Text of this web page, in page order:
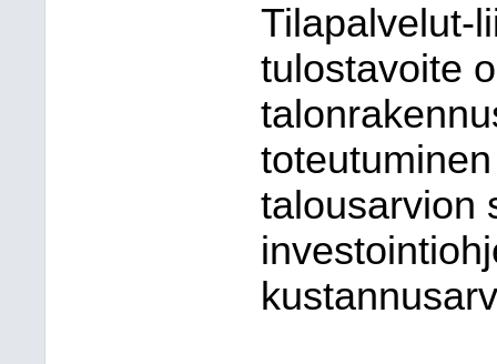
Tilapalvelut-
tulostavoite
talousarvion